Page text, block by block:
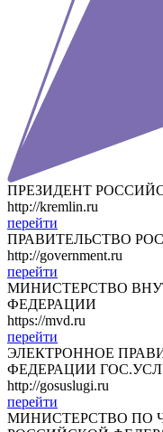
ПРЕЗИДЕНТ
http://kremlin.ru
перейти
ПРАВИТЕЛЬСТВО
http://government.ru
перейти
МИНИСТЕРСТВО
ФЕДЕРАЦИИ
https://mvd.ru
перейти
ЭЛЕКТРОННОЕ
ФЕДЕРАЦИИ
http://gosuslugi.ru
перейти
МИНИСТЕРСТВО ПО